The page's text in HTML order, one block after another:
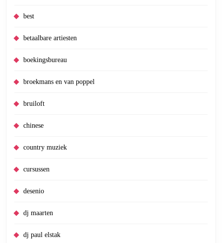
best
betaalbare artiesten
boekingsbureau
broekmans en van poppel
bruiloft
chinese
country muziek
cursussen
desenio
dj maarten
dj paul elstak